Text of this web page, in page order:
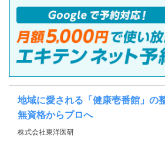
地域に愛される「健康壱番館」の
無資格からプロへ
株式会社東洋医研